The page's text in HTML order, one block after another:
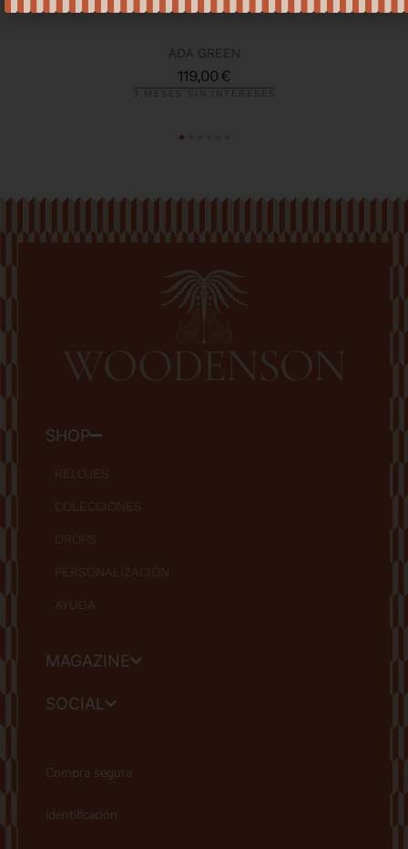
ADA GREEN
119,00 €
3 MESES SIN INTERESES
SHOP
RELOJES
COLECCIONES
DROPS
PERSONALIZACIÓN
AYUDA
MAGAZINE
SOCIAL
Compra segura
Identificación